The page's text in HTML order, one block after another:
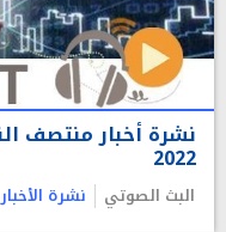
2022
البث الصوتي نشرة الأخبار